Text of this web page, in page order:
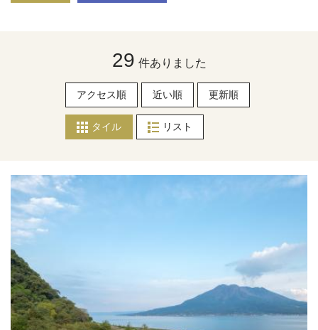
29 件ありました
アクセス順 近い順 更新順
タイル リスト